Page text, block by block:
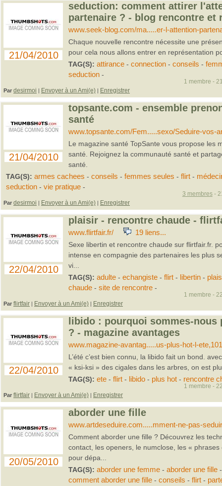
21/04/2010
seduction: comment attirer
partenaire ? - blog rencontre et
www.seek-blog.com/ma.....er-l-attention-
Chaque nouvelle rencontre nécessite une
pour cela nous allons entrer en représentation
TAG(S): attirance- connection- conseils -
seduction-
Par desirmoi | Envoyer à un Ami(e) | Enregistrer
1 membre -
21/04/2010
topsante.com - ensemble
santé
www.topsante.com/Fem.....sexo/Seduire-vos-
Le magazine santé TopSante vous propose les
santé. Rejoignez la communauté santé et
santé.
TAG(S): armes cachees - conseils - femmes seules - flirt -
seduction - vie pratique -
Par desirmoi | Envoyer à un Ami(e) | Enregistrer
3 membres-
22/04/2010
plaisir - rencontre chaude -
www.flirtfair.fr/
19 liens...
Sexe libertin et rencontre chaude sur flirtfair.fr.
intense en compagnie des partenaires les plus
vi...
TAG(S): adulte- echangiste- flirt- libertin-
chaude- site de rencontre-
Par flirtfair | Envoyer à un Ami(e) | Enregistrer
1 membre -
22/04/2010
libido : pourquoi sommes-nous
? - magazine avantages
www.magazine-avantag.....us-plus-hot-l-
L’été c’est bien connu, la libido fait un bond.
« ksi-ksi » des cigales dans les arbres, on est
TAG(S): ete - flirt- libido- plus hot- rencontre
Par flirtfair | Envoyer à un Ami(e) | Enregistrer
1 membre -
20/05/2010
aborder une fille
www.artdeseduire.com.....mment-ne-pas-
Comment aborder une fille ? Découvrez les
contact, les openers, le numclose, les «
pour dépa...
TAG(S): aborder une femme- aborder une fille
comment aborder une fille- conseils - flirt-